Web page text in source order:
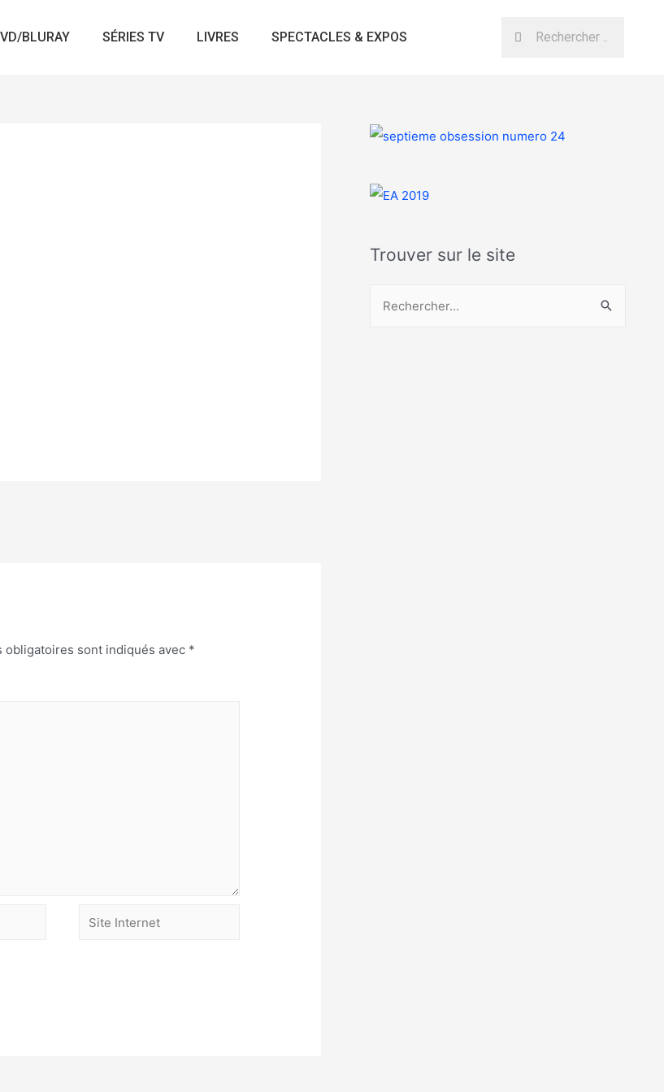
BLURAY SÉRIES TV LIVRES SPECTACLES & EXPOS
obligatoires sont indiqués avec *
Trouver sur le site